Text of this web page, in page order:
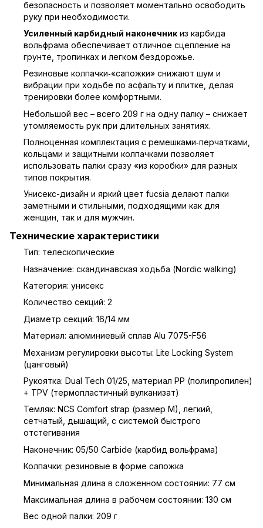
безопасность и позволяет моментально освободить
руку при необходимости.
Усиленный карбидный наконечник из карбида
вольфрама обеспечивает отличное сцепление на
грунте, тропинках и легком бездорожье.
Резиновые колпачки‑«сапожки» снижают шум и
вибрации при ходьбе по асфальту и плитке, делая
тренировки более комфортными.
Небольшой вес – всего 209 г на одну палку – снижает
утомляемость рук при длительных занятиях.
Полноценная комплектация с ремешками‑перчатками,
кольцами и защитными колпачками позволяет
использовать палки сразу «из коробки» для разных
типов покрытия.
Унисекс-дизайн и яркий цвет fucsia делают палки
заметными и стильными, подходящими как для
женщин, так и для мужчин.
Технические характеристики
Тип: телескопические
Назначение: скандинавская ходьба (Nordic walking)
Категория: унисекс
Количество секций: 2
Диаметр секций: 16/14 мм
Материал: алюминиевый сплав Alu 7075-F56
Механизм регулировки высоты: Lite Locking System
(цанговый)
Рукоятка: Dual Tech 01/25, материал PP (полипропилен)
+ TPV (термопластичный вулканизат)
Темляк: NCS Comfort strap (размер M), легкий,
сетчатый, дышащий, с системой быстрого
отстегивания
Наконечник: 05/50 Carbide (карбид вольфрама)
Колпачки: резиновые в форме сапожка
Минимальная длина в сложенном состоянии: 77 см
Максимальная длина в рабочем состоянии: 130 см
Вес одной палки: 209 г